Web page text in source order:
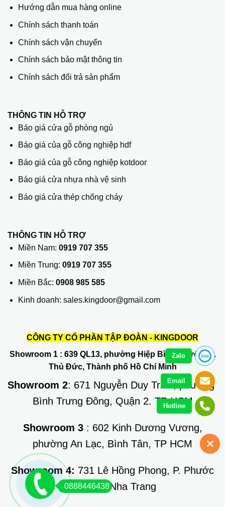
Hướng dẫn mua hàng online
Chính sách thanh toán
Chính sách vận chuyển
Chính sách bảo mật thông tin
Chính sách đổi trả sản phẩm
THÔNG TIN HỖ TRỢ
Báo giá cửa gỗ phòng ngủ
Báo giá của gỗ công nghiệp hdf
Báo giá của gỗ công nghiệp kotdoor
Báo giá cửa nhựa nhà vệ sinh
Báo giá cửa thép chống cháy
THÔNG TIN HỖ TRỢ
Miền Nam: 0919 707 355
Miền Trung: 0919 707 355
Miền Bắc: 0908 985 585
Kinh doanh: sales.kingdoor@gmail.com
CÔNG TY CỔ PHẦN TẬP ĐOÀN - KINGDOOR
Showroom 1: 639 QL13, phường Hiệp Bình Phước, Q.
Thủ Đức, Thành phố Hồ Chí Minh
Showroom 2: 671 Nguyễn Duy Trinh, phường
Bình Trưng Đông, Quận 2. TP HCM
Showroom 3: 602 Kinh Dương Vương,
phường An Lạc, Bình Tân, TP HCM
Showroom 4: 731 Lê Hồng Phong, P. Phước
Long, TP Nha Trang
0888446438
Zalo
Email
Hotline